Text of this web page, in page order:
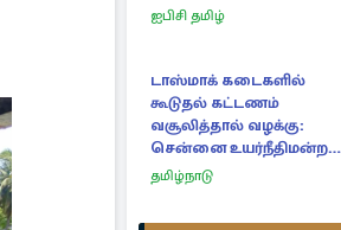
சலசலப்பு: அரசுக்கு
ஐபிசி தமிழ்
டாஸ்மாக் கடைகளில்
கூடுதல் கட்டணம்
வசூலித்தால் வழக்கு:
சென்னை உயர்நீதிமன்றம்
உத்தரவு
தமிழ்நாடு